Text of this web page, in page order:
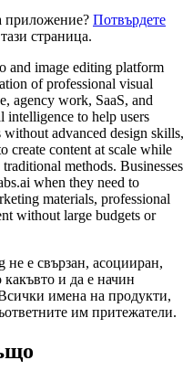
приложение? Потвърдете
страница.
and image editing platform
of professional visual
agency work, SaaS, and
intelligence to help users
advanced design skills,
create content at scale while
methods. Businesses
when they need to
materials, professional
without large budgets or
не е свързан, асоцииран,
и да е начин
имена на продукти,
им притежатели.